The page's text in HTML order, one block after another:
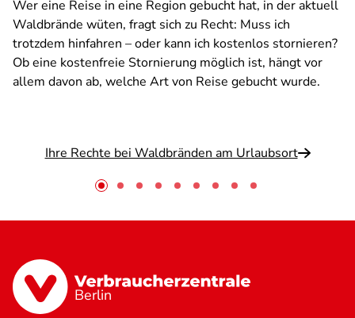
Wer eine Reise in eine Region gebucht hat, in der aktuell
Waldbrände wüten, fragt sich zu Recht: Muss ich
trotzdem hinfahren – oder kann ich kostenlos stornieren?
Ob eine kostenfreie Stornierung möglich ist, hängt vor
allem davon ab, welche Art von Reise gebucht wurde.
Ihre Rechte bei Waldbränden am Urlaubsort
Berlin